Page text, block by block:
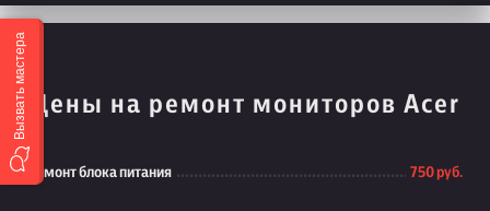
Цены на ремонт мониторов Acer
Ремонт блока питания 750 руб.
Вызвать мастера